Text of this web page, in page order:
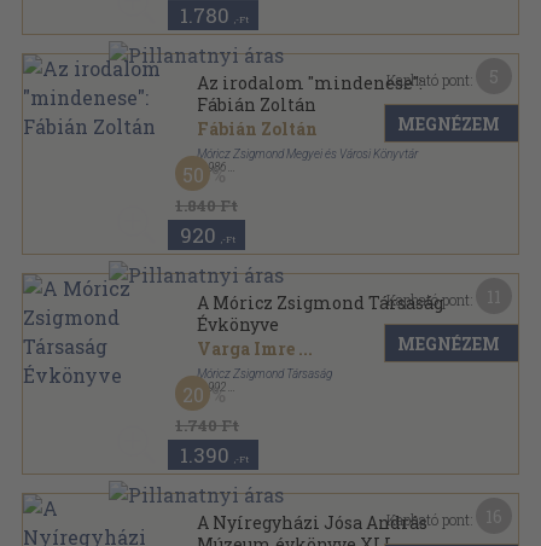
1.780 ,-Ft
Az irodalom "mindenese":
Fábián Zoltán
Fábián Zoltán
Móricz Zsigmond Megyei és Városi Könyvtár
, 1986
Ragasztott papírkötés
Szabolcsi Téka sorozat
1.840 Ft
50
920 ,-Ft
Kapható pont:
MEGNÉZEM
A Móricz Zsigmond Társaság
Évkönyve
Varga Imre ...
Móricz Zsigmond Társaság
, 1992
Ragasztott papírkötés
1.740 Ft
20
1.390 ,-Ft
Kapható pont:
MEGNÉZEM
A Nyíregyházi Jósa AndrásKapható pont: